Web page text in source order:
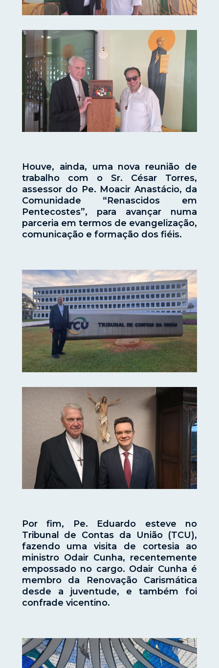
Houve, ainda, uma nova reunião de
trabalho com o Sr. César Torres,
assessor do Pe. Moacir Anastácio, da
Comunidade “Renascidos em
Pentecostes”, para avançar numa
parceria em termos de evangelização,
comunicação e formação dos fiéis.
Por fim, Pe. Eduardo esteve no
Tribunal de Contas da União (TCU),
fazendo uma visita de cortesia ao
ministro Odair Cunha, recentemente
empossado no cargo. Odair Cunha é
membro da Renovação Carismática
desde a juventude, e também foi
confrade vicentino.